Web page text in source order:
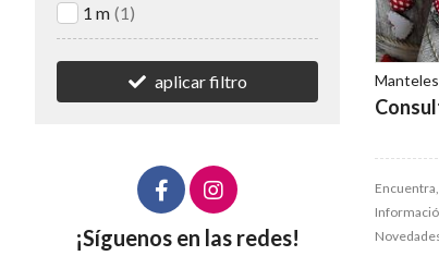
Manteles
1 m (1)
aplicar filtro
¡Síguenos en las redes!